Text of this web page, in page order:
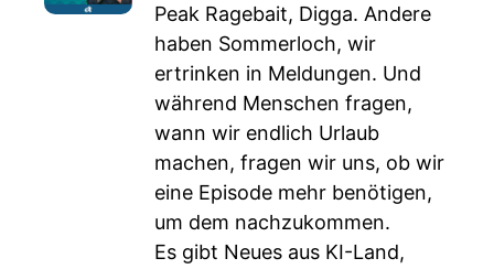
Peak Ragebait, Digga. Andere
haben Sommerloch, wir
ertrinken in Meldungen. Und
während Menschen fragen,
wann wir endlich Urlaub
machen, fragen wir uns, ob wir
eine Episode mehr benötigen,
um dem nachzukommen.
Es gibt Neues aus KI-Land,